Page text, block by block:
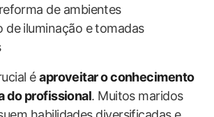
de ambientes
de iluminação e tomadas
éaproveitar o conhecimento
do profissional. Muitos maridos